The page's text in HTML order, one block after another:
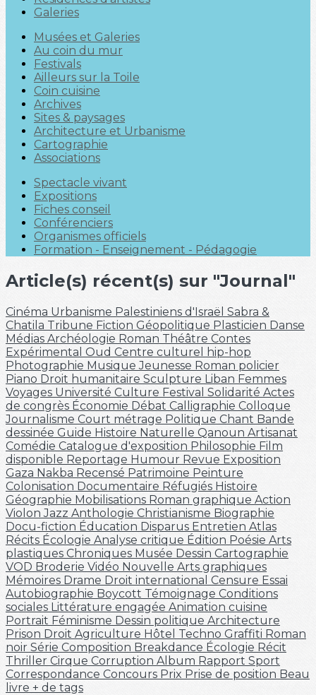
Galeries
Musées et Galeries
Au coin du mur
Festivals
Ailleurs sur la Toile
Coin cuisine
Archives
Sites & paysages
Architecture et Urbanisme
Cartographie
Associations
Spectacle vivant
Expositions
Fiches conseil
Conférenciers
Organismes officiels
Formation - Enseignement - Pédagogie
Article(s) récent(s) sur "Journal"
Cinéma Urbanisme Palestiniens d'Israël Sabra &
Chatila Tribune Fiction Géopolitique Plasticien Danse
Médias Archéologie Roman Théâtre Contes
Expérimental Oud Centre culturel
hip-hop
Photographie MusiqueJeunesse Roman policier
Piano Droit humanitaire Sculpture Liban Femmes
Voyages Université Culture Festival Solidarité Actes
de congrès Économie Débat Calligraphie Colloque
Journalisme Court métrage Politique Chant Bande
dessinée Guide Histoire Naturelle Qanoun Artisanat
Comédie Catalogue d'exposition Philosophie Film
disponible Reportage Humour Revue Exposition
Gaza Nakba Recensé Patrimoine Peinture
Colonisation Documentaire Réfugiés Histoire
Géographie Mobilisations Roman graphique Action
ViolonJazz Anthologie Christianisme Biographie
Docu-fiction Éducation Disparus Entretien Atlas
Récits Écologie Analyse critique Édition Poésie Arts
plastiques Chroniques Musée Dessin Cartographie
VOD Broderie Vidéo Nouvelle Arts graphiques
Mémoires Drame Droit international Censure Essai
Autobiographie Boycott Témoignage Conditions
sociales Littérature engagée Animation cuisine
Portrait Féminisme Dessin politique Architecture
Prison Droit Agriculture Hôtel Techno Graffiti Roman
noir Série Composition Breakdance Écologie Récit
Thriller Cirque Corruption Album Rapport Sport
Correspondance Concours Prix Prise de position Beau
livre + de tags